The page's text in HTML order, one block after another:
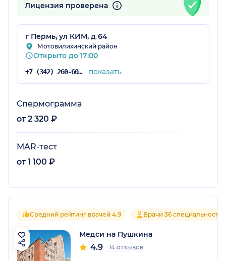
Лицензия проверена
г Пермь, ул КИМ, д 64
Мотовилихинский район
Открыто до 17:00
+7 (342) 260-60-60 показать
Спермограмма
от 2 320 ₽
MAR-тест
от 1 100 ₽
Средний рейтинг врачей 4.9 Врачи 36 специальностей
Медси на Пушкина
4.9 14 отзывов